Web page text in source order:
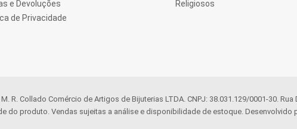
e Devoluções
de Privacidade
Religiosos
Collado Comércio de Artigos de Bijuterias LTDA. CNPJ: 38.031.129/0001-30. Rua
do produto. Vendas sujeitas a análise e disponibilidade de estoque. Desenvolvido